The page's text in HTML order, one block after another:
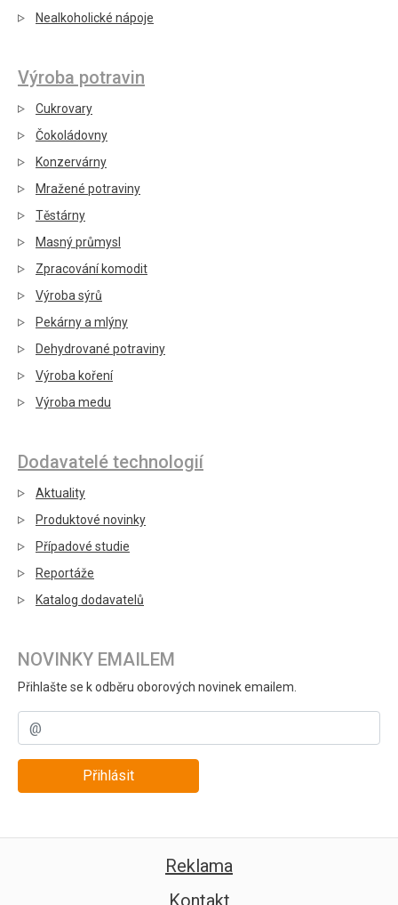
Nealkoholické nápoje
Výroba potravin
Cukrovary
Čokoládovny
Konzervárny
Mražené potraviny
Těstárny
Masný průmysl
Zpracování komodit
Výroba sýrů
Pekárny a mlýny
Dehydrované potraviny
Výroba koření
Výroba medu
Dodavatelé technologií
Aktuality
Produktové novinky
Případové studie
Reportáže
Katalog dodavatelů
NOVINKY EMAILEM
Přihlašte se k odběru oborových novinek emailem.
Přihlásit
Reklama
Kontakt